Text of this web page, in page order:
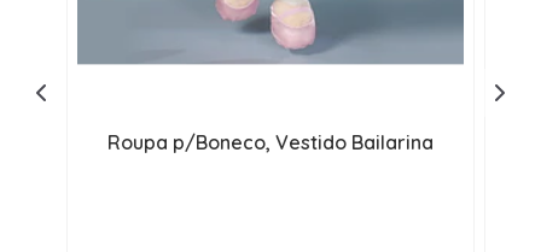
Roupa p/Boneco, Vestido Bailarina